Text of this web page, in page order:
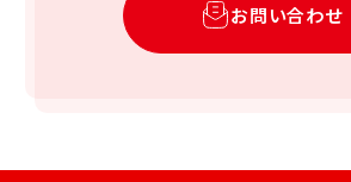
お問い合わせ